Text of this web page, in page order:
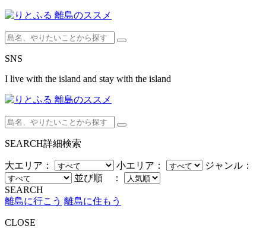
SNS
I live with the island and stay with the island
SEARCH詳細検索
大エリア： 小エリア：
ジャンル：
並び順 ：
SEARCH
離島に行こう 離島に住もう
CLOSE